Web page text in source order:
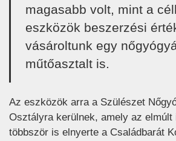
magasabb volt, mint a
eszközök beszerzési
vásároltunk egy
műtőasztalt is.
Az eszközök arra a Szülészet
Osztályra kerülnek, amely az elmúlt
többször is elnyerte a Családbarát